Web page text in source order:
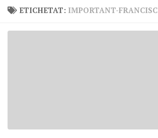
ETICHETAT: IMPORTANT-FRANCISC